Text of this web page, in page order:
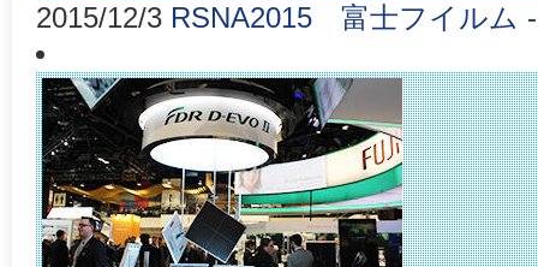
2015/12/3 RSNA2015 富士フイルム